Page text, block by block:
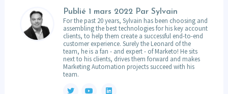
Publié 1 mars 2022Par Sylvain
For the past 20 years, Sylvain has been choosing and
assembling the best technologies for his key account
clients, to help them create a successful end-to-end
customer experience. Surely the Leonard of the
team, he is a fan - and expert - of Marketo! He sits
next to his clients, drives them forward and makes
Marketing Automation projects succeed with his
team.